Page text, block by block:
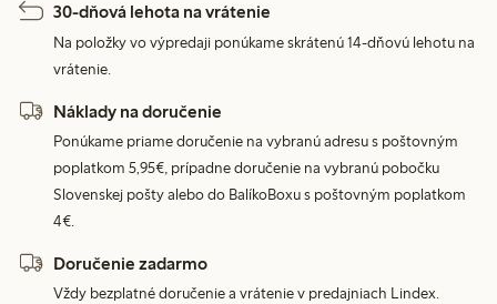
30-dňová lehota na vrátenie
Na položky vo výpredaji ponúkame skrátenú 14-dňovú lehotu na
vrátenie.
Náklady na doručenie
Ponúkame priame doručenie na vybranú adresu s poštovným
poplatkom 5,95€, prípadne doručenie na vybranú pobočku
Slovenskej pošty alebo do BalíkoBoxu s poštovným poplatkom
4€.
Doručenie zadarmo
Vždy bezplatné doručenie a vrátenie v predajniach Lindex.